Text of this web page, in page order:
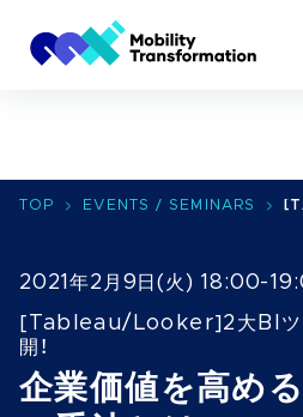
TOP EVENTS / SEMINARS
2021年2月9日(火) 18:00-
[Tableau/Looker]2大BIツ
開！
企業価値を高め